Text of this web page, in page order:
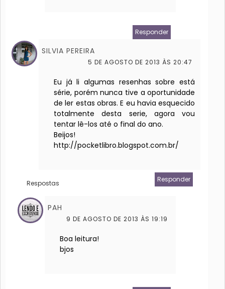
Responder
SILVIA PEREIRA
5 DE AGOSTO DE 2013 ÀS 20:47
Eu já li algumas resenhas sobre está
série, porém nunca tive a oportunidade
de ler estas obras. E eu havia esquecido
totalmente desta serie, agora vou
tentar lê-los até o final do ano.
Beijos!
http://pocketlibro.blogspot.com.br/
Responder
Respostas
PAH
9 DE AGOSTO DE 2013 ÀS 19:19
Boa leitura!
bjos